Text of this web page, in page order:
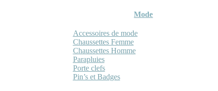
Mode
Accessoires de mode
Chaussettes Femme
Chaussettes Homme
Parapluies
Porte clefs
Pin’s et Badges